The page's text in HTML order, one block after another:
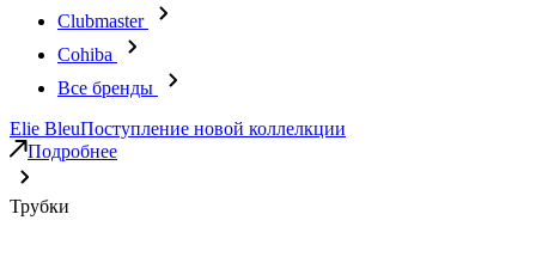
Clubmaster
Cohiba
Все бренды
Elie BleuПоступление новой коллелкции
Подробнее
Трубки